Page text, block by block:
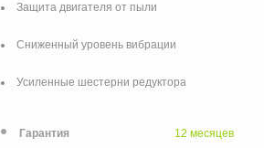
Защита двигателя от пыли
Сниженный уровень вибрации
Усиленные шестерни редуктора
Гарантия 12 месяцев